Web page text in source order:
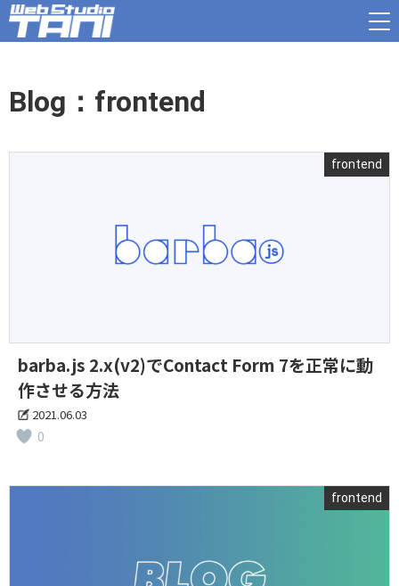
Blog：frontend
frontend
barba.js 2.x(v2)でContact Form 7を正常に動
作させる方法
2021.06.03
0
frontend